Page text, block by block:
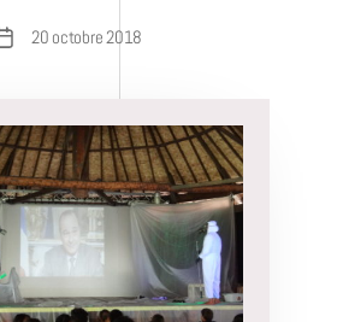
Date20 octobre 2018